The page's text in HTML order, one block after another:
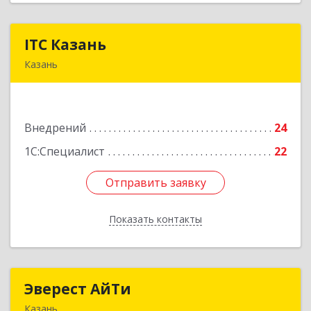
ITC Казань
Казань
Внедрений
24
1С:Специалист
22
Отправить заявку
Показать контакты
Подробнее
Отправить заявку
Назад
Эверест АйТи